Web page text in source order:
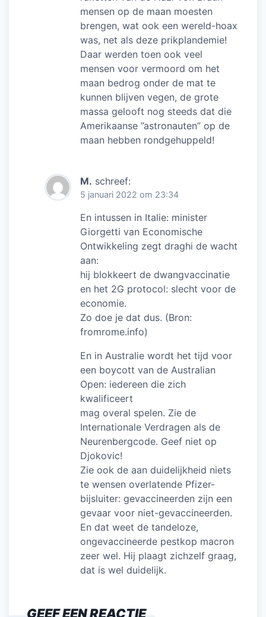
mensen op de maan moesten
brengen, wat ook een wereld-hoax
was, net als deze prikplandemie!
Daar werden toen ook veel
mensen voor vermoord om het
maan bedrog onder de mat te
kunnen blijven vegen, de grote
massa gelooft nog steeds dat die
Amerikaanse ”astronauten” op de
maan hebben rondgehuppeld!
M. schreef:
5 januari 2022 om 23:34
En intussen in Italie: minister
Giorgetti van Economische
Ontwikkeling zegt draghi de wacht
aan:
hij blokkeert de dwangvaccinatie
en het 2G protocol: slecht voor de
economie.
Zo doe je dat dus. (Bron:
fromrome.info)
En in Australie wordt het tijd voor
een boycott van de Australian
Open: iedereen die zich
kwalificeert
mag overal spelen. Zie de
Internationale Verdragen als de
Neurenbergcode. Geef niet op
Djokovic!
Zie ook de aan duidelijkheid niets
te wensen overlatende Pfizer-
bijsluiter: gevaccineerden zijn een
gevaar voor niet-gevaccineerden.
En dat weet de tandeloze,
ongevaccineerde pestkop macron
zeer wel. Hij plaagt zichzelf graag,
dat is wel duidelijk.
GEEF EEN REACTIE